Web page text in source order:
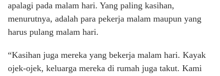
apalagi pada malam hari. Yang paling kasihan,
menurutnya, adalah para pekerja malam maupun yang
harus pulang malam hari.
“Kasihan juga mereka yang bekerja malam hari. Kayak
ojek-ojek, keluarga mereka di rumah juga takut. Kami